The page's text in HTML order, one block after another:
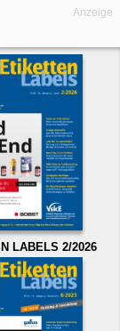
Anzeige
LABELS 2/2026